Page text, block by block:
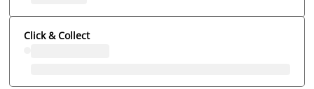
Click & Collect